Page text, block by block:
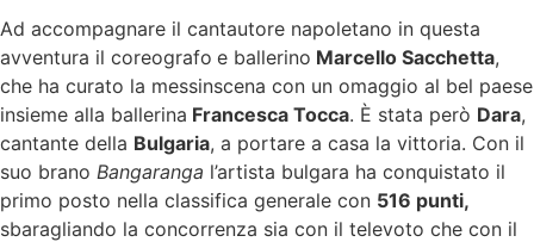
Ad accompagnare il cantautore napoletano in questa
avventura il coreografo e ballerino Marcello Sacchetta,
che ha curato la messinscena con un omaggio al bel paese
insieme alla ballerina Francesca Tocca. È stata però Dara,
cantante della Bulgaria, a portare a casa la vittoria. Con il
suo brano Bangaranga l’artista bulgara ha conquistato il
primo posto nella classifica generale con 516 punti,
sbaragliando la concorrenza sia con il televoto che con il